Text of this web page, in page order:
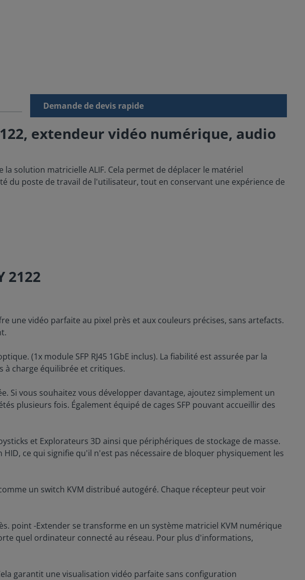
Demande de devis rapide
extendeur vidéo numérique, audio
la solution matricielle ALIF. Cela permet de déplacer le matériel
poste de travail de l'utilisateur, tout en conservant une expérience de
2122
une vidéo parfaite au pixel près et aux couleurs précises, sans artefacts.
(1x module SFP RJ45 1GbE inclus). La fiabilité est assurée par la
à charge équilibrée et critiques.
Si vous souhaitez vous développer davantage, ajoutez simplement un
plusieurs fois. Également équipé de cages SFP pouvant accueillir des
et Explorateurs 3D ainsi que périphériques de stockage de masse.
ce qui signifie qu'il n'est pas nécessaire de bloquer physiquement les
un switch KVM distribué autogéré. Chaque récepteur peut voir
point -Extender se transforme en un système matriciel KVM numérique
quel ordinateur connecté au réseau. Pour plus d'informations,
garantit une visualisation vidéo parfaite sans configuration